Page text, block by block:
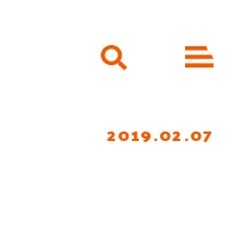
2019.02.07